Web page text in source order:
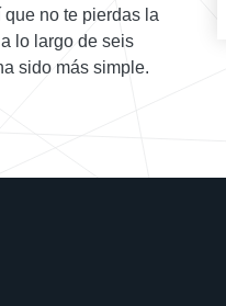
no te pierdas la
lo largo de seis
sido más simple.